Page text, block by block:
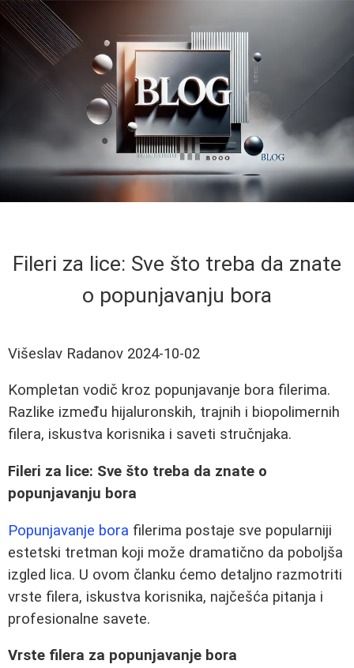
Fileri za lice: Sve što treba da znate
o popunjavanju bora
Višeslav Radanov 2024-10-02
Kompletan vodič kroz popunjavanje bora filerima.
Razlike između hijaluronskih, trajnih i biopolimernih
filera, iskustva korisnika i saveti stručnjaka.
Fileri za lice: Sve što treba da znate o
popunjavanju bora
Popunjavanje bora filerima postaje sve popularniji
estetski tretman koji može dramatično da poboljša
izgled lica. U ovom članku ćemo detaljno razmotriti
vrste filera, iskustva korisnika, najčešća pitanja i
profesionalne savete.
Vrste filera za popunjavanje bora